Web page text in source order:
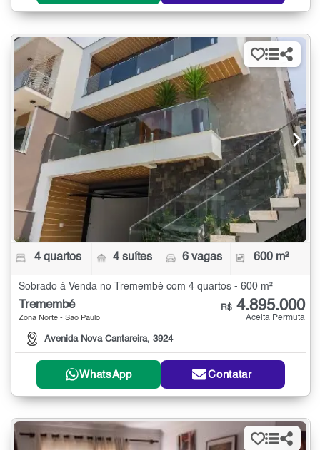
4 quartos 4 suítes 6 vagas 600 m²
Sobrado à Venda no Tremembé com 4 quartos - 600 m²
Tremembé
Zona Norte - São Paulo
Avenida Nova Cantareira, 3924
R$ 4.895.000
Aceita Permuta
WhatsApp Contatar